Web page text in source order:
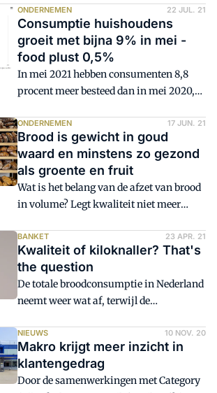
ONDERNEMEN 22 JUL. 21
Consumptie huishoudens
groeit met bijna 9% in mei -
food plust 0,5%
In mei 2021 hebben consumenten 8,8
procent meer besteed dan in mei 2020,
dan in april, toen de consumptie met 9,7
procent het sterkst groeide na de Tweede
Wereldoorlog. Aan voedings- en
genotmiddelen 0,5 procent meer
gespendeerd dan in mei 2020.
ONDERNEMEN 17 JUN. 21
Brood is gewicht in goud
waard en minstens zo gezond
als groente en fruit
Wat is het belang van de afzet van brood
in volume? Legt kwaliteit niet meer
Bakkerswereld voor aan Frank Janssen
van het NBC, die een boekje opendoet
over de waarde van brood. Niet alles is in
kilo's uit te drukken, zo blijkt.
BANKET 23 APR. 21
Kwaliteit of kiloknaller? That's
the question
De totale broodconsumptie in Nederland
neemt weer wat af, terwijl de
juist een goede wending heeft genomen.
De jongste GfK-broodconsumptiecijfers
tonen aan dat corona winnaars en
verliezers kent. Gaat het om de kilo's of
NIEUWS 10 NOV. 20
Makro krijgt meer inzicht in
klantengedrag
Door de samenwerkingen met Category